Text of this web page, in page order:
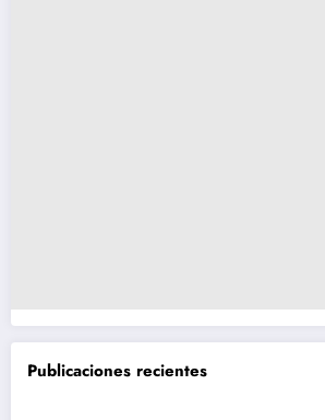
Publicaciones recientes